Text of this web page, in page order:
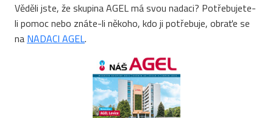
Věděli jste, že skupina AGEL má svou nadaci? Potřebujete-
li pomoc nebo znáte-li někoho, kdo ji potřebuje, obraťe se
na NADACI AGEL.